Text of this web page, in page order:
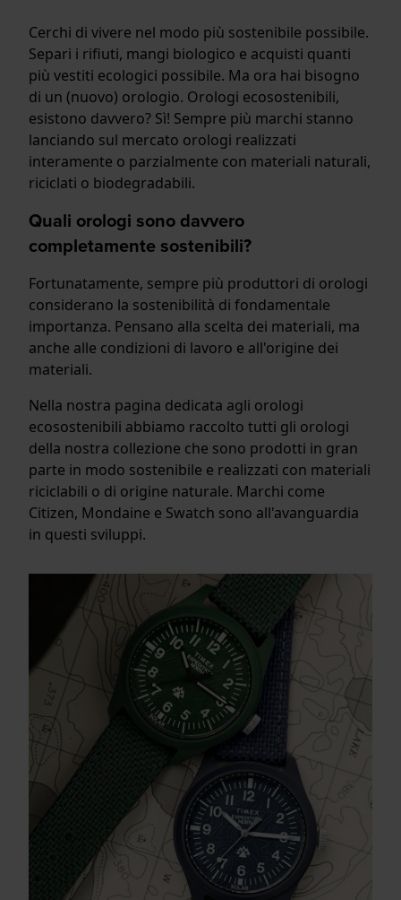
Cerchi di vivere nel modo più sostenibile possibile.
Separi i rifiuti, mangi biologico e acquisti quanti
più vestiti ecologici possibile. Ma ora hai bisogno
di un (nuovo) orologio. Orologi ecosostenibili,
esistono davvero? Sì! Sempre più marchi stanno
lanciando sul mercato orologi realizzati
interamente o parzialmente con materiali naturali,
riciclati o biodegradabili.
Quali orologi sono davvero
completamente sostenibili?
Fortunatamente, sempre più produttori di orologi
considerano la sostenibilità di fondamentale
importanza. Pensano alla scelta dei materiali, ma
anche alle condizioni di lavoro e all'origine dei
materiali.
Nella nostra pagina dedicata agli orologi
ecosostenibili abbiamo raccolto tutti gli orologi
della nostra collezione che sono prodotti in gran
parte in modo sostenibile e realizzati con materiali
riciclabili o di origine naturale. Marchi come
Citizen, Mondaine e Swatch sono all'avanguardia
in questi sviluppi.